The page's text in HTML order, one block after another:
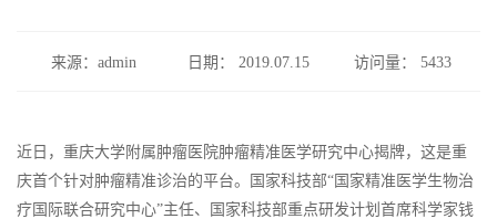
来源：admin 日期： 2019.07.15 访问量：5433
近日，重庆大学附属肿瘤医院肿瘤精准医学研究中心揭牌，这是重
庆首个针对肿瘤精准诊治的平台。国家科技部“国家精准医学生物治
疗国际联合研究中心”主任、国家科技部重点研发计划首席科学家钱